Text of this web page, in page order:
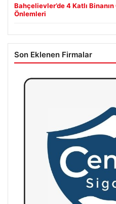
Bahçelievler’de 4 Katlı
Önlemleri
Son Eklenen Firmalar